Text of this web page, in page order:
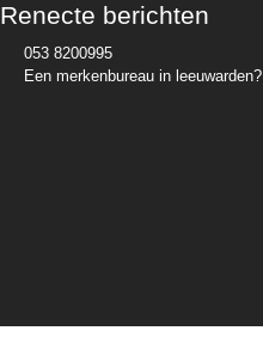
Renecte berichten
053 8200995
Een merkenbureau in leeuwarden?